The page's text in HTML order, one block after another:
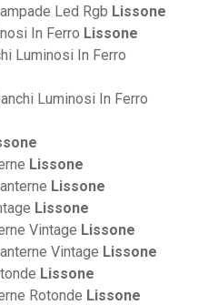
Led Rgb Lissone
In Ferro Lissone
Luminosi In Ferro
Luminosi In Ferro
Lissone
Lissone
Lissone
Vintage Lissone
Vintage Lissone
Lissone
Rotonde Lissone